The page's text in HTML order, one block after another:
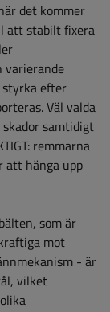
det kommer
att stabilt fixera
varierande
styrka efter
Väl valda
samtidigt
remmarna
att hänga upp
som är
mot
- är
vilket